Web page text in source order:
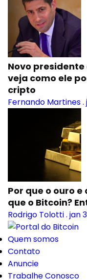
Novo presidente
veja como ele
cripto
Fernando Martines.
Por que o ouro
que o Bitcoin?
Rodrigo Tolotti. jan
Quem somos
Contato
Anuncie
Trabalhe Conosco